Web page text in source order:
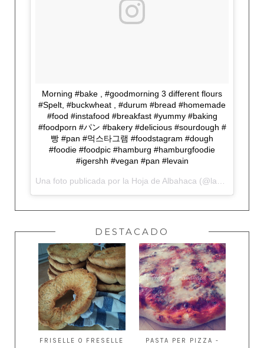
Morning #bake , #goodmorning 3 different flours
#Spelt, #buckwheat , #durum #bread #homemade
#food #instafood #breakfast #yummy #baking
#foodporn #パン #bakery #delicious #sourdough #
빵 #pan #먹스타그램 #foodstagram #dough
#foodie #foodpic #hamburg #hamburgfoodie
#igershh #vegan #pan #levain
Una foto publicada por la Hoja de Albahaca (@lahojadealbahaca) el
DESTACADO
FRISELLE O FRESELLE
PASTA PER PIZZA -